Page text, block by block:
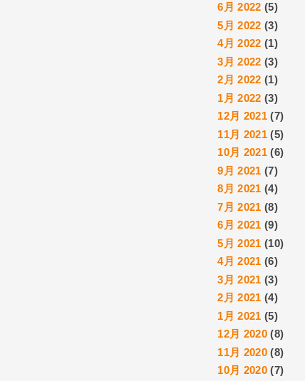
6月 2022 (5)
5月 2022 (3)
4月 2022 (1)
3月 2022 (3)
2月 2022 (1)
1月 2022 (3)
12月 2021 (7)
11月 2021 (5)
10月 2021 (6)
9月 2021 (7)
8月 2021 (4)
7月 2021 (8)
6月 2021 (9)
5月 2021 (10)
4月 2021 (6)
3月 2021 (3)
2月 2021 (4)
1月 2021 (5)
12月 2020 (8)
11月 2020 (8)
10月 2020 (7)